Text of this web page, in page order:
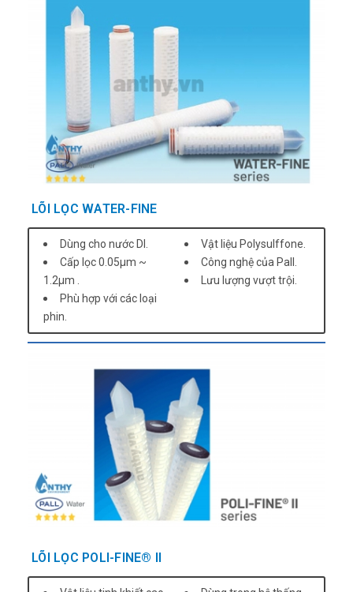
LÕI LỌC WATER-FINE
Dùng cho nước DI.
Vật liệu Polysulffone.
Cấp lọc 0.05µm ~
1.2µm .
Công nghệ của Pall.
Lưu lượng vượt trội.
Phù hợp với các loại
phin.
LÕI LỌC POLI-FINE® II